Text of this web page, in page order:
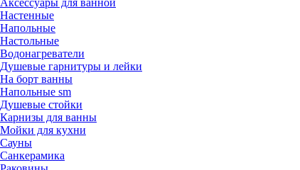
Аксессуары для ванной
Настенные
Напольные
Настольные
Водонагреватели
Душевые гарнитуры и лейки
На борт ванны
Напольные sm
Душевые стойки
Карнизы для ванны
Мойки для кухни
Сауны
Санкерамика